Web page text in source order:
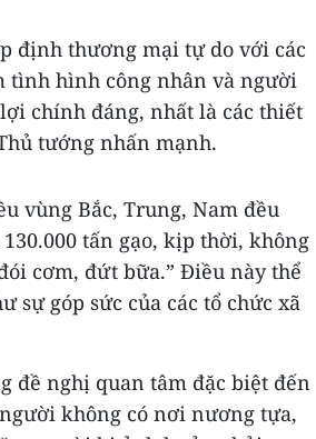
định thương mại tự do với các
tình hình công nhân và người
chính đáng, nhất là các thiết
tướng nhấn mạnh.
vùng Bắc, Trung, Nam đều
tấn gạo, kịp thời, không
cơm, đứt bữa.” Điều này thể
sự góp sức của các tổ chức xã
đề nghị quan tâm đặc biệt đến
không có nơi nương tựa,